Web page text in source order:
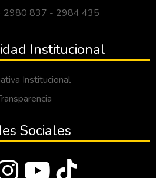
2980 837 - 2984 435
Institucional
Institucional
Sociales